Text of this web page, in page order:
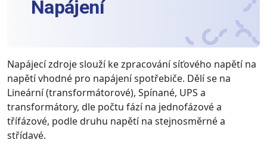
Napájení
Napájecí zdroje slouží ke zpracování síťového napětí na
napětí vhodné pro napájení spotřebiče. Dělí se na
Lineární (transformátorové), Spínané, UPS a
transformátory, dle počtu fází na jednofázové a
třífázové, podle druhu napětí na stejnosměrné a
střídavé.